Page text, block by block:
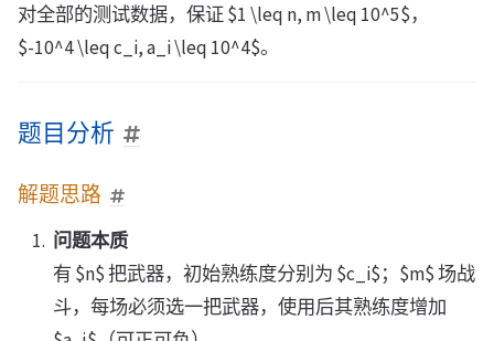
对全部的测试数据，保证 $1 \leq n, m \leq 10^5$，
$-10^4 \leq c_i, a_i \leq 10^4$。
题目分析
解题思路
问题本质
有 $n$ 把武器，初始熟练度分别为 $c_i$；$m$ 场战
斗，每场必须选一把武器，使用后其熟练度增加